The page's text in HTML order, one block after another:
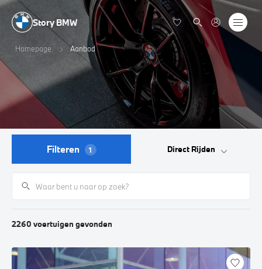
Story BMW
Homepage Aanbod
Filteren 1 Direct Rijden
2260 voertuigen gevonden